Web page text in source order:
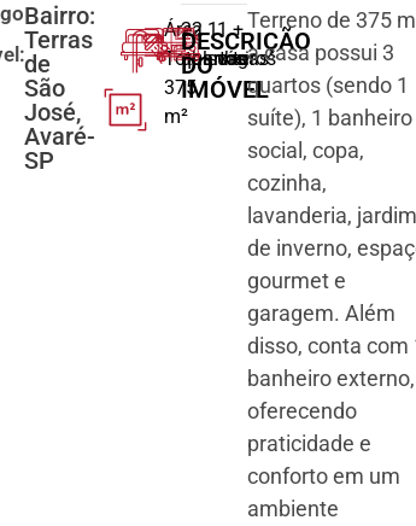
Bairro:
Terras
de
São
José,
Avaré-
SP
Área
Total:
375
m²
2
quartos
2
banheiros
1
suíte
1 +
vagas
DESCRIÇÃO
DO
IMÓVEL
Terreno de 375
a casa possui 3
quartos (sendo 1
suíte), 1 banheiro
social, copa,
cozinha,
lavanderia, jardim
de inverno,
gourmet e
garagem. Além
disso, conta com
banheiro externo,
oferecendo
praticidade e
conforto em um
ambiente